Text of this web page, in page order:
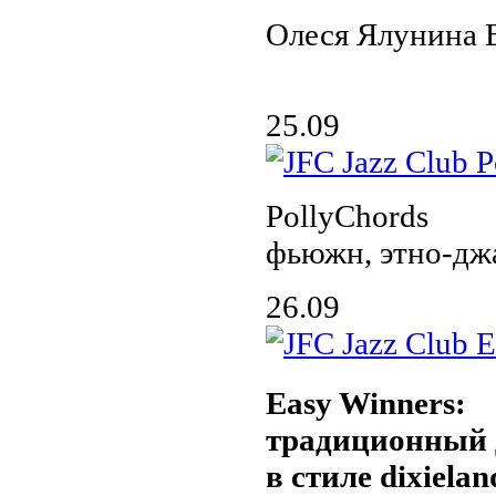
Олеся Ялунина
25.09
PollyChords
фьюжн, этно-
26.09
Easy Winners:
традиционный
в стиле